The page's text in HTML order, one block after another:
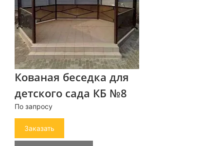
Кованая беседка для
детского сада КБ №8
По запросу
Заказать